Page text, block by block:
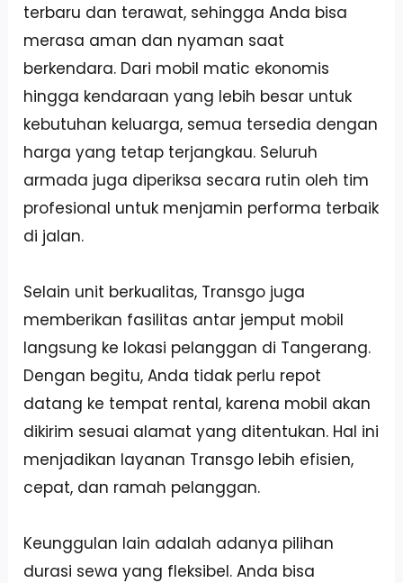
terbaru dan terawat, sehingga Anda bisa
merasa aman dan nyaman saat
berkendara. Dari mobil matic ekonomis
hingga kendaraan yang lebih besar untuk
kebutuhan keluarga, semua tersedia dengan
harga yang tetap terjangkau. Seluruh
armada juga diperiksa secara rutin oleh tim
profesional untuk menjamin performa terbaik
di jalan.
Selain unit berkualitas, Transgo juga
memberikan fasilitas antar jemput mobil
langsung ke lokasi pelanggan di Tangerang.
Dengan begitu, Anda tidak perlu repot
datang ke tempat rental, karena mobil akan
dikirim sesuai alamat yang ditentukan. Hal ini
menjadikan layanan Transgo lebih efisien,
cepat, dan ramah pelanggan.
Keunggulan lain adalah adanya pilihan
durasi sewa yang fleksibel. Anda bisa